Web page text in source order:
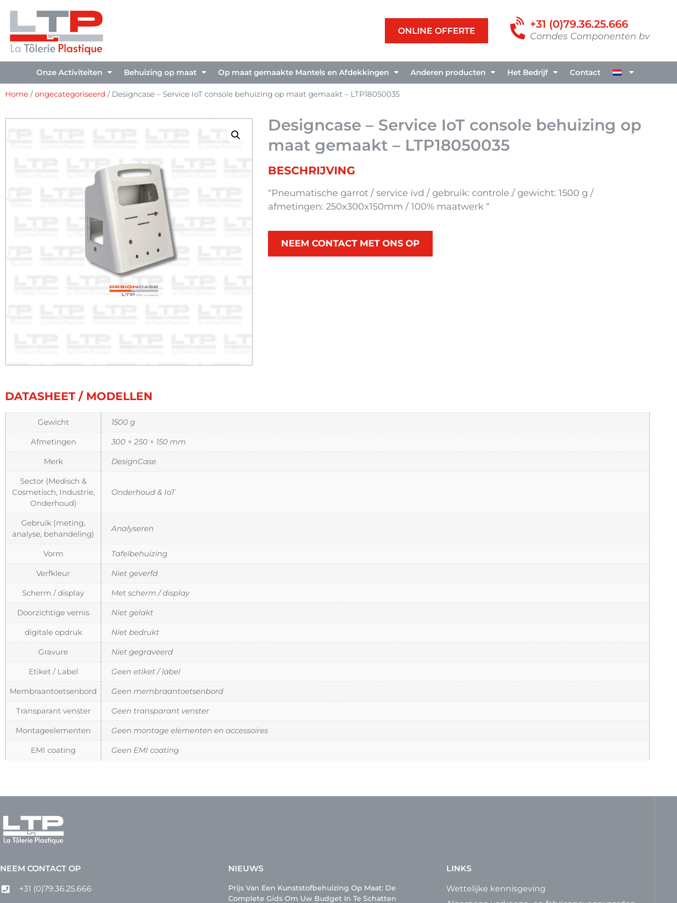
ONLINE OFFERTE
+31 (0)79.36.25.666
Comdes Componenten bv
Onze Activiteiten Behuizing op maat Op maat gemaakte Mantels en Afdekkingen Anderen producten Het Bedrijf Contact
Home /ongecategoriseerd / Designcase – Service IoT console behuizing op maat gemaakt – LTP18050035
Designcase – Service IoT console behuizing op
maat gemaakt – LTP18050035
BESCHRIJVING
“Pneumatische garrot / service ivd / gebruik: controle / gewicht: 1500 g /
afmetingen: 250x300x150mm / 100% maatwerk “
NEEM CONTACT MET ONS OP
DATASHEET / MODELLEN
Gewicht 1500 g
Afmetingen 300 × 250 × 150 mm
Merk DesignCase
Sector (Medisch &
Cosmetisch, Industrie,
Onderhoud)
Onderhoud & IoT
Gebruik (meting,
analyse, behandeling)
Analyseren
Vorm Tafelbehuizing
Verfkleur Niet geverfd
Scherm / display Met scherm / display
Doorzichtige vernis Niet gelakt
digitale opdruk Niet bedrukt
Gravure Niet gegraveerd
Etiket / Label Geen etiket / label
Membraantoetsenbord Geen membraantoetsenbord
Transparant venster Geen transparant venster
Montageelementen Geen montage elementen en accessoires
EMI coating Geen EMI coating
NEEM CONTACT OP
+31 (0)79.36.25.666
NIEUWS
Prijs Van Een Kunststofbehuizing Op Maat: De
Complete Gids Om Uw Budget In Te Schatten
LINKS
Wettelijke kennisgeving